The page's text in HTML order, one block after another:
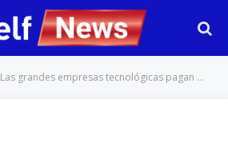
Las grandes empresas tecnológicas pagan el salón de banquetes de Trump en la Casa Blanca